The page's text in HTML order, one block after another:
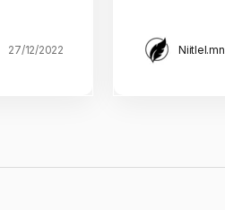
27/12/2022 Niitlel.mn